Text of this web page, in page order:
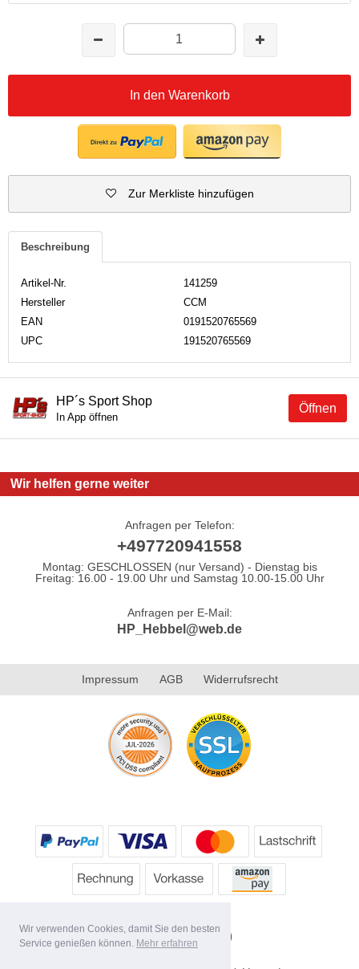
Wir verwenden Cookies, damit Sie den besten
Service genießen können. Mehr erfahren
In den Warenkorb
Zur Merkliste hinzufügen
Beschreibung
Artikel-Nr.
141259
Hersteller
CCM
EAN
0191520765569
UPC
191520765569
Öffnen
HP´s Sport Shop
In App öffnen
Wir helfen gerne weiter
Anfragen per Telefon:
+497720941558
Montag: GESCHLOSSEN (nur Versand) - Dienstag bis
Freitag: 16.00 - 19.00 Uhr und Samstag 10.00-15.00 Uhr
Anfragen per E-Mail:
HP_Hebbel@web.de
Impressum AGB Widerrufsrecht